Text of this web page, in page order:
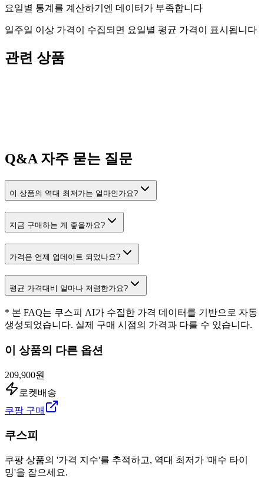
요일별 통계를 계산하기엔 데이터가 부족합니다
일주일 이상 가격이 수집되면 요일별 평균 가격이 표시됩니다
관련 상품
Q&A자주 묻는 질문
이 상품의 역대 최저가는 얼마인가요?
지금 구매하는 게 좋을까요?
가격은 언제 업데이트 되었나요?
평균 가격대비 얼마나 저렴한가요?
* 본 FAQ는 쿠스피 AI가 수집한 가격 데이터를 기반으로 자동
생성되었습니다. 실제 구매 시점의 가격과 다를 수 있습니다.
이 상품의 다른 옵션
209,900원
로켓배송
쿠팡 구매
쿠스피
쿠팡 상품의 '가격 지수'를 추적하고, 역대 최저가 '매수 타이
밍'을 잡으세요.